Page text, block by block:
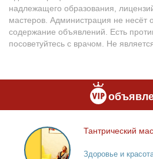
надлежащего образования,
мастеров. Администрация не несёт
содержание объявлений. Есть
посоветуйтесь с врачом. Не
Тантрический
массаж
Тан­три­че­ский
Здоровье и